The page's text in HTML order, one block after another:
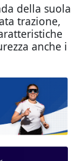
della suola
trazione,
anche i